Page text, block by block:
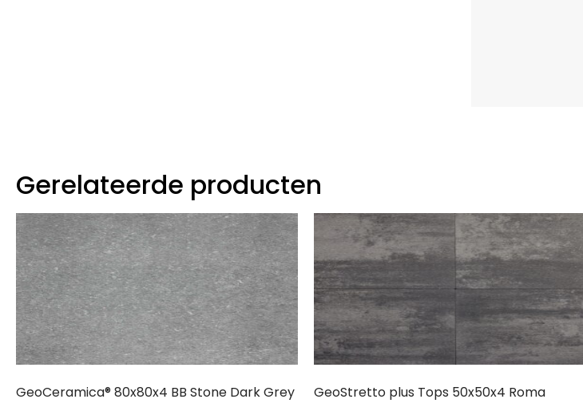
Gerelateerde producten
GeoCeramica® 80x80x4 BB Stone Dark Grey GeoStretto plus Tops 50x50x4 Roma